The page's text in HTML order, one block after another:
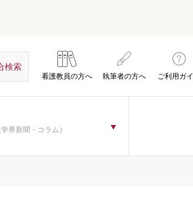
看護教員の方へ 執筆者の方へ ご利用ガ
学界新聞・コラム）